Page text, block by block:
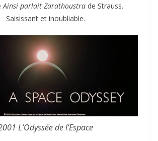
Ainsi parlait Zarathoustra de Strauss.
Saisissant et inoubliable.
L’Odyssée de l’Espace